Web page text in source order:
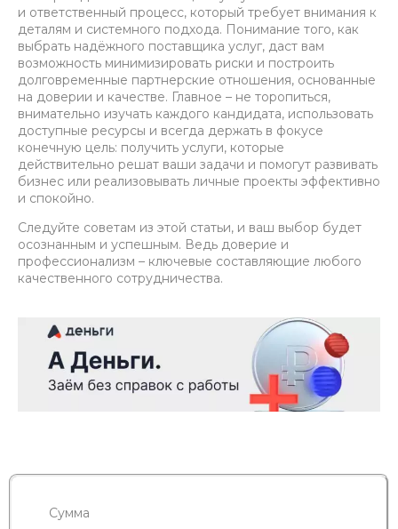
и ответственный процесс, который требует внимания к
деталям и системного подхода. Понимание того, как
выбрать надёжного поставщика услуг, даст вам
возможность минимизировать риски и построить
долговременные партнерские отношения, основанные
на доверии и качестве. Главное – не торопиться,
внимательно изучать каждого кандидата, использовать
доступные ресурсы и всегда держать в фокусе
конечную цель: получить услуги, которые
действительно решат ваши задачи и помогут развивать
бизнес или реализовывать личные проекты эффективно
и спокойно.
Следуйте советам из этой статьи, и ваш выбор будет
осознанным и успешным. Ведь доверие и
профессионализм – ключевые составляющие любого
качественного сотрудничества.
Сумма